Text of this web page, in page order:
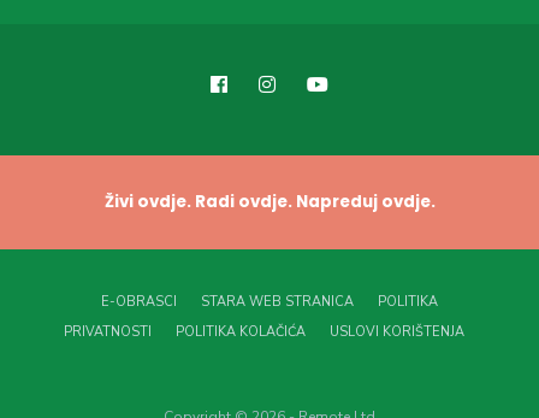
Živi ovdje. Radi ovdje. Napreduj ovdje.
E-OBRASCI STARA WEB STRANICA
POLITIKA
PRIVATNOSTI
POLITIKA KOLAČIĆA USLOVI KORIŠTENJA